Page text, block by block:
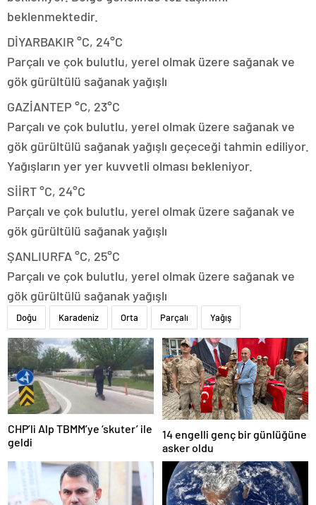
beklenmektedir.
DİYARBAKIR °C, 24°C
Parçalı ve çok bulutlu, yerel olmak üzere sağanak ve
gök gürültülü sağanak yağışlı
GAZİANTEP °C, 23°C
Parçalı ve çok bulutlu, yerel olmak üzere sağanak ve
gök gürültülü sağanak yağışlı geçeceği tahmin ediliyor.
Yağışların yer yer kuvvetli olması bekleniyor.
SİİRT °C, 24°C
Parçalı ve çok bulutlu, yerel olmak üzere sağanak ve
gök gürültülü sağanak yağışlı
ŞANLIURFA °C, 25°C
Parçalı ve çok bulutlu, yerel olmak üzere sağanak ve
gök gürültülü sağanak yağışlı
Doğu Karadeniz Orta Parçalı Yağış
CHP’li Alp TBMM’ye ‘skuter’ ile
geldi
14 engelli genç bir günlüğüne
asker oldu